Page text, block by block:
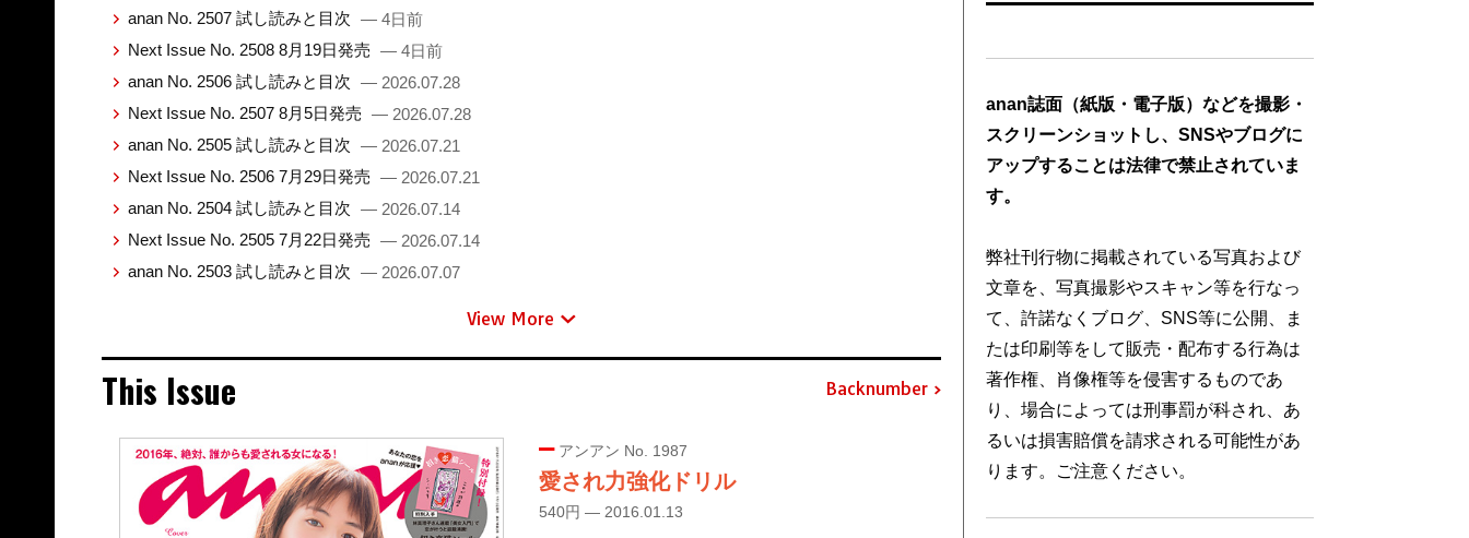
anan No. 2507 試し読みと目次 — 4日前
Next Issue No. 2508 8月19日発売 — 4日前
anan No. 2506 試し読みと目次 — 2026.07.28
Next Issue No. 2507 8月5日発売 — 2026.07.28
anan No. 2505 試し読みと目次 — 2026.07.21
Next Issue No. 2506 7月29日発売 — 2026.07.21
anan No. 2504 試し読みと目次 — 2026.07.14
Next Issue No. 2505 7月22日発売 — 2026.07.14
anan No. 2503 試し読みと目次 — 2026.07.07
View More
This Issue Backnumber
アンアン No. 1987
愛され力強化ドリル
540円 — 2016.01.13
anan誌面（紙版・電子版）などを撮影・
スクリーンショットし、SNSやブログに
アップすることは法律で禁止されていま
す。
弊社刊行物に掲載されている写真および
文章を、写真撮影やスキャン等を行なっ
て、許諾なくブログ、SNS等に公開、ま
たは印刷等をして販売・配布する行為は
著作権、肖像権等を侵害するものであ
り、場合によっては刑事罰が科され、あ
るいは損害賠償を請求される可能性があ
ります。ご注意ください。